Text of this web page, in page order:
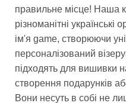
правильне місце! Наша
різноманітні
ім'я game, створюючи
персоналізований
підходять для вишивки
створення подарунків
Вони несуть в собі не